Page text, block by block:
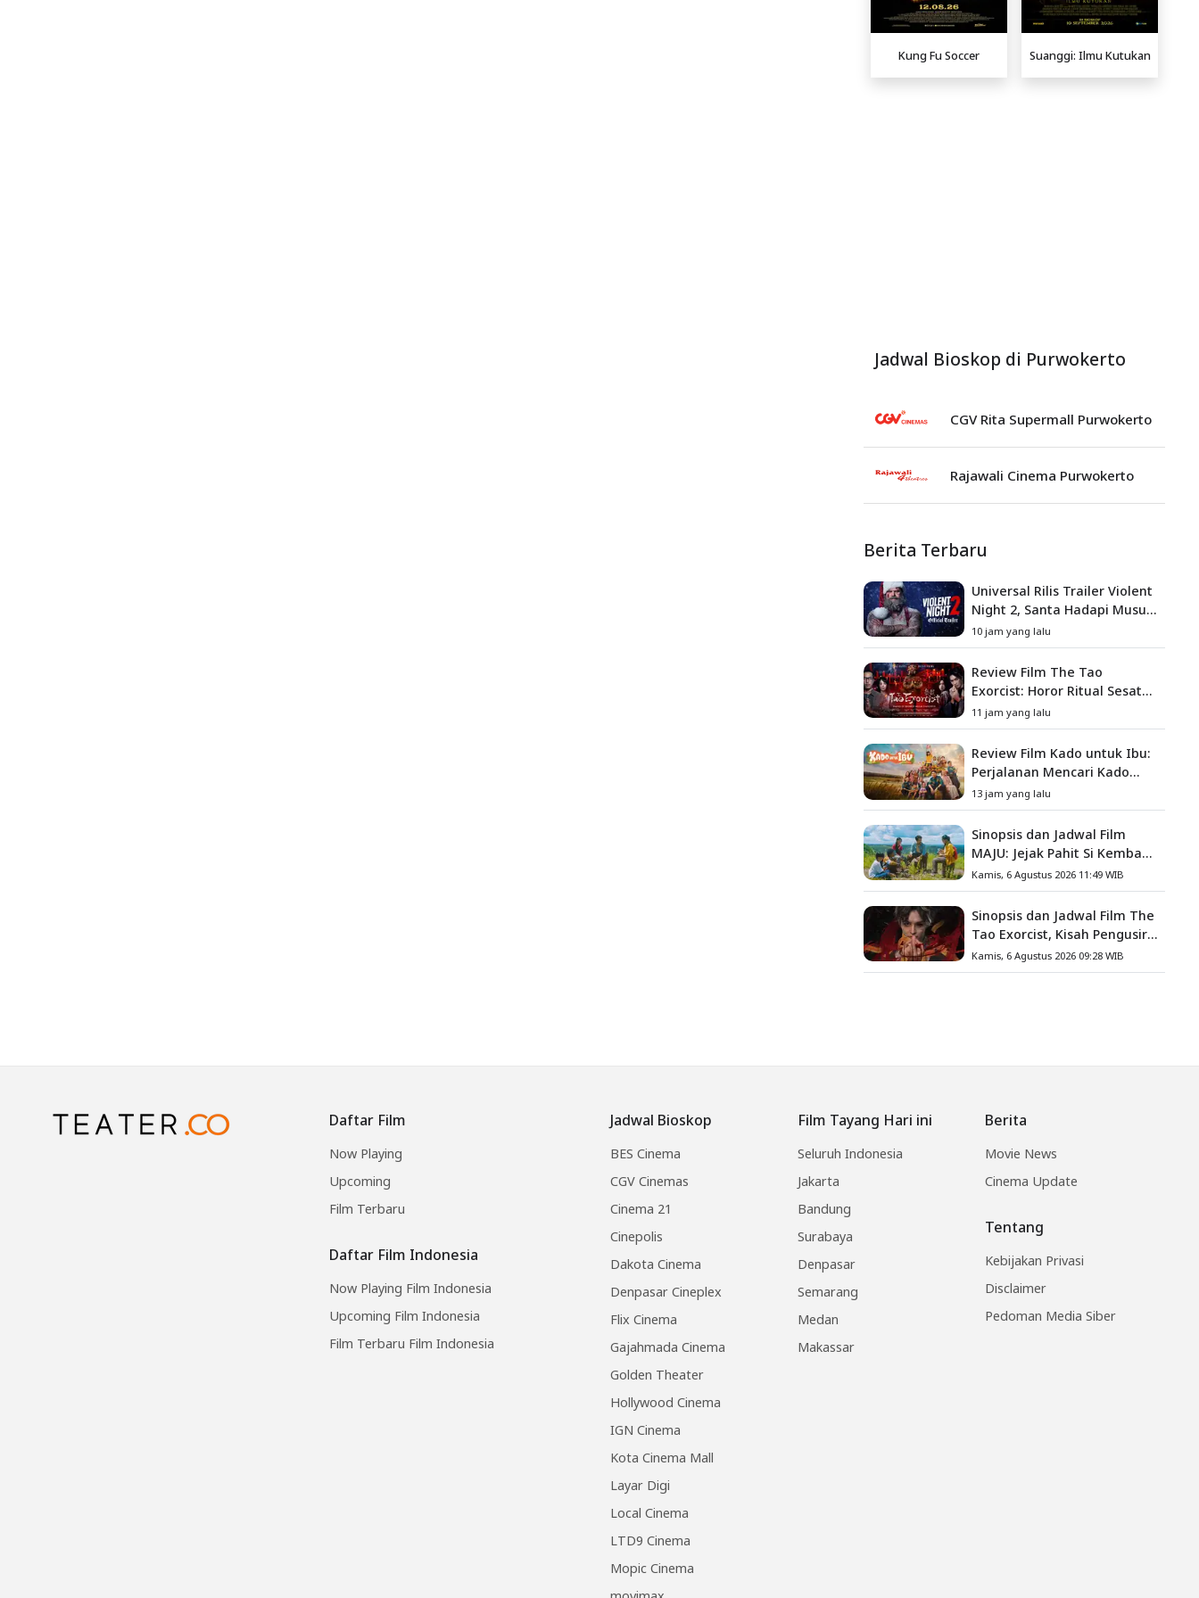
Kung Fu Soccer Suanggi: Ilmu Kutukan
Jadwal Bioskop di Purwokerto
CGV Rita Supermall Purwokerto
Rajawali Cinema Purwokerto
Berita Terbaru
Universal Rilis Trailer Violent
Night 2, Santa Hadapi Musuh
Baru
10 jam yang lalu
Review Film The Tao
Exorcist: Horor Ritual Sesat
Taiwan yang Penuh Misteri
dan Teror Psikologis
11 jam yang lalu
Review Film Kado untuk Ibu:
Perjalanan Mencari Kado
yang Mengajarkan Arti
Keluarga
13 jam yang lalu
Sinopsis dan Jadwal Film
MAJU: Jejak Pahit Si Kembang
Gula, Misteri Hilangnya
Bagas di Lokasi Jambore
Kamis, 6 Agustus 2026 11:49 WIB
Sinopsis dan Jadwal Film The
Tao Exorcist, Kisah Pengusir
Setan Melawan Kutukan
Mematikan
Kamis, 6 Agustus 2026 09:28 WIB
Daftar Film
Now Playing
Upcoming
Film Terbaru
Daftar Film Indonesia
Now Playing Film Indonesia
Upcoming Film Indonesia
Film Terbaru Film Indonesia
Jadwal Bioskop
BES Cinema
CGV Cinemas
Cinema 21
Cinepolis
Dakota Cinema
Denpasar Cineplex
Flix Cinema
Gajahmada Cinema
Golden Theater
Hollywood Cinema
IGN Cinema
Kota Cinema Mall
Layar Digi
Local Cinema
LTD9 Cinema
Mopic Cinema
Film Tayang Hari ini
Seluruh Indonesia
Jakarta
Bandung
Surabaya
Denpasar
Semarang
Medan
Makassar
Berita
Movie News
Cinema Update
Tentang
Kebijakan Privasi
Disclaimer
Pedoman Media Siber